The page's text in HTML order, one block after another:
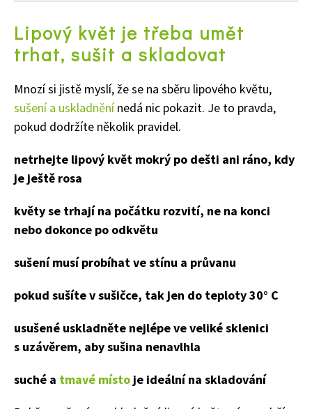
Naše krásná zahrada
Lipový květ je třeba umět
trhat, sušit a skladovat
Mnozí si jistě myslí, že se na sběru lipového květu,
sušení a uskladněnínedá nic pokazit. Je to pravda,
pokud dodržíte několik pravidel.
netrhejte lipový květ mokrý po dešti ani ráno, kdy
je ještě rosa
květy se trhají na počátku rozvití, ne na konci
nebo dokonce po odkvětu
sušení musí probíhat ve stínu a průvanu
pokud sušíte v sušičce, tak jen do teploty 30° C
usušené uskladněte nejlépe ve veliké sklenici
s uzávěrem, aby sušina nenavlhla
suché a tmavé místo je ideální na skladování